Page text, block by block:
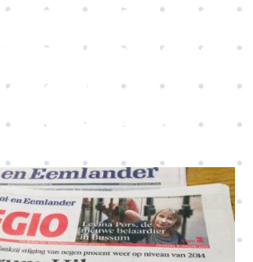
Brink nog
Hilversum is
weg!
bIY3BiaegB